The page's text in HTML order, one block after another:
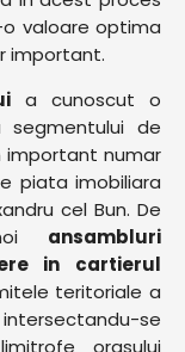
valoare optima
important.
a cunoscut o
de
important numar
piata imobiliara
cel Bun. De
ansambluri
in cartierul
teritoriale a
intersectandu-se
orasului